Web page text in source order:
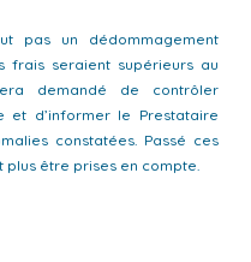
pas un dédommagement
frais seraient supérieurs au
demandé de contrôler
et d’informer le Prestataire
constatées. Passé ces
être prises en compte.